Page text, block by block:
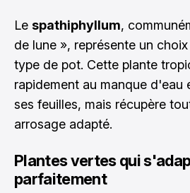
Le spathiphyllum,
de lune », représente un
type de pot. Cette plante
rapidement au manque d'eau
ses feuilles, mais récupère
arrosage adapté.
Plantes vertes qui
parfaitement